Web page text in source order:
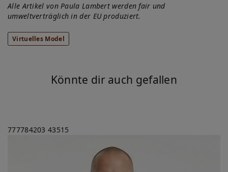
Alle Artikel von Paula Lambert werden fair und
umweltverträglich in der EU produziert.
Virtuelles Model
Könnte dir auch gefallen
777784203 43515